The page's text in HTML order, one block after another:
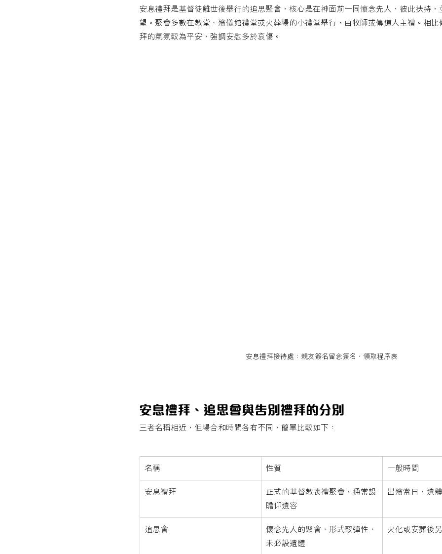
安息禮拜是基督徒離世後舉行的追思聚會，核心是在神面前一同懷念先人、彼此扶持，
望。聚會多數在教堂、殯儀館禮堂或火葬場的小禮堂舉行，由牧師或傳道人主禮。相比
拜的氣氛較為平安，強調安慰多於哀傷。
安息禮拜接待處：親友簽名留念簽名、領取程序表
安息禮拜、追思會與告別禮拜的分別
三者名稱相近，但場合和時間各有不同，簡單比較如下：
名稱 性質 一般時間
安息禮拜
正式的基督教喪禮聚會，通常設
瞻仰遺容
出殯當日，遺
追思會
懷念先人的聚會，形式較彈性，
未必設遺體
火化或安葬後